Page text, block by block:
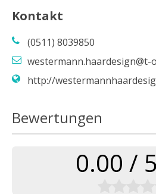
Kontakt
(0511) 8039850
westermann.haardesign@t-
http://
Bewertungen
0.00 /